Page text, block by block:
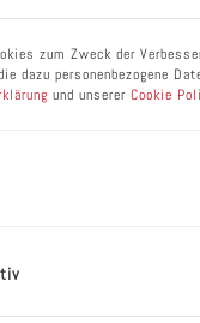
zum Zweck der
dazu personenbezogene
und unserer Cookie